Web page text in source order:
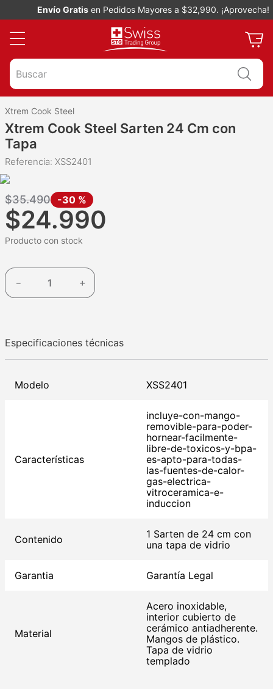
Envío Gratisen Pedidos Mayores a $32,990. ¡Aprovecha!
Buscar
Xtrem Cook Steel
Xtrem Cook Steel Sarten 24 Cm con
Tapa
Referencia: XSS2401
$35.490 -30 %
$24.990
Producto con stock
＋
－
Especificaciones técnicas
Modelo XSS2401
Características
incluye-con-mango-
removible-para-poder-
hornear-facilmente-
libre-de-toxicos-y-bpa-
es-apto-para-todas-
las-fuentes-de-calor-
gas-electrica-
vitroceramica-e-
induccion
Contenido
1 Sarten de 24 cm con
una tapa de vidrio
Garantia Garantía Legal
Material
Acero inoxidable,
interior cubierto de
cerámico antiadherente.
Mangos de plástico.
Tapa de vidrio
templado